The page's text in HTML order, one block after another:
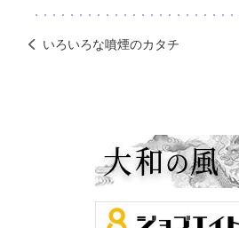
いろいろな噴煙のカタチ